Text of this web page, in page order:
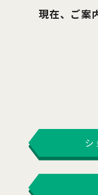
現在、ご案
シ